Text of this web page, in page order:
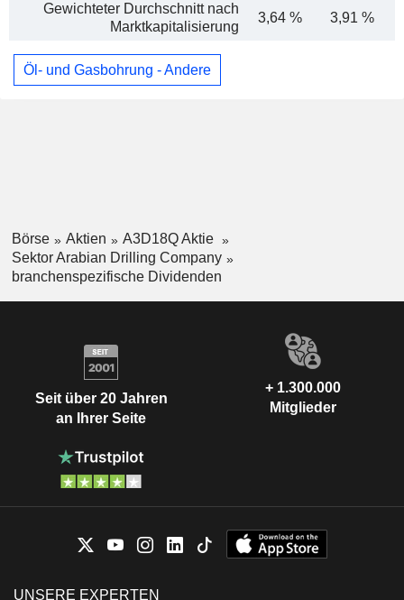
Gewichteter Durchschnitt nach
Marktkapitalisierung
3,64 % 3,91 %
Öl- und Gasbohrung - Andere
Börse Aktien
A3D18Q Aktie
Sektor Arabian Drilling Company
branchenspezifische Dividenden
Seit über 20 Jahren
an Ihrer Seite
+ 1.300.000
Mitglieder
UNSERE EXPERTEN